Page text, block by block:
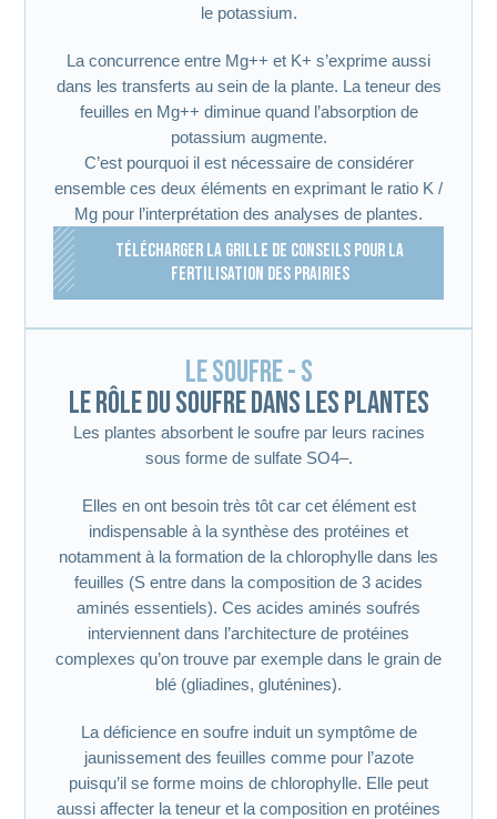
le potassium.
La concurrence entre Mg++ et K+ s’exprime aussi
dans les transferts au sein de la plante. La teneur des
feuilles en Mg++ diminue quand l’absorption de
potassium augmente.
C’est pourquoi il est nécessaire de considérer
ensemble ces deux éléments en exprimant le ratio K /
Mg pour l’interprétation des analyses de plantes.
TÉLÉCHARGER LA GRILLE DE CONSEILS POUR LA
FERTILISATION DES PRAIRIES
Le soufre - S
Le rôle du soufre dans les plantes
Les plantes absorbent le soufre par leurs racines
sous forme de sulfate SO4–.
Elles en ont besoin très tôt car cet élément est
indispensable à la synthèse des protéines et
notamment à la formation de la chlorophylle dans les
feuilles (S entre dans la composition de 3 acides
aminés essentiels). Ces acides aminés soufrés
interviennent dans l’architecture de protéines
complexes qu’on trouve par exemple dans le grain de
blé (gliadines, gluténines).
La déficience en soufre induit un symptôme de
jaunissement des feuilles comme pour l’azote
puisqu’il se forme moins de chlorophylle. Elle peut
aussi affecter la teneur et la composition en protéines